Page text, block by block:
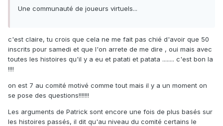
Une communauté de joueurs virtuels...
c'est claire, tu crois que cela ne me fait pas chié d'avoir que 50
inscrits pour samedi et que l'on arrete de me dire , oui mais avec
toutes les histoires qu'il y a eu et patati et patata ........ c'est bon la
!!!!
on est 7 au comité motivé comme tout mais il y a un moment on
se pose des questions!!!!!!!
Les arguments de Patrick sont encore une fois de plus basés sur
les histoires passés, il dit qu'au niveau du comité certains le